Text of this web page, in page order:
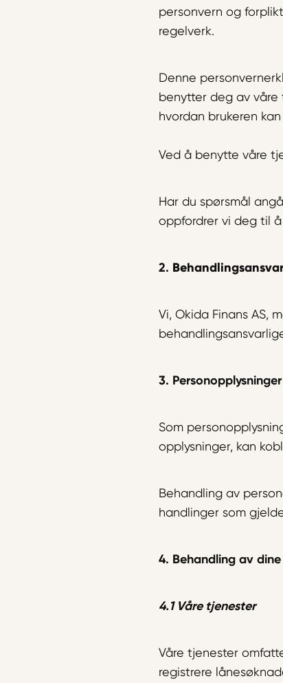
personvern og
regelverk.
Denne
benytter deg av
hvordan brukeren
Ved å benytte våre
Har du spørsmål
oppfordrer vi deg til
2.
Vi, Okida Finans AS,
3. Personopplysninger
Som
opplysninger, kan
Behandling av
handlinger som
4. Behandling av
4.1 Våre tjenester
Våre tjenester
registrere